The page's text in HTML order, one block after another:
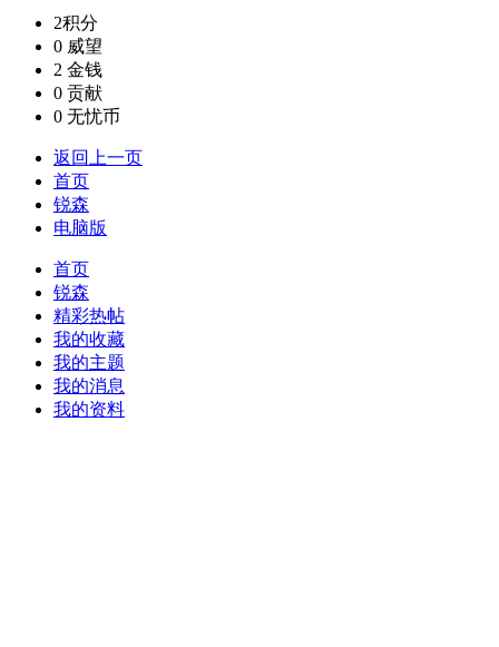
2积分
0 威望
2 金钱
0 贡献
0 无忧币
返回上一页
首页
锐森
电脑版
首页
锐森
精彩热帖
我的收藏
我的主题
我的消息
我的资料